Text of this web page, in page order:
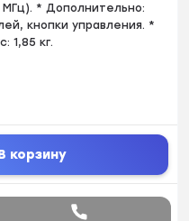
МГц). * Дополнительно:
кнопки управления. *
1,85 кг.
корзину